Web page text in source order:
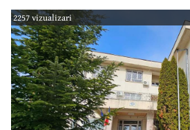
Orizontului.
2257 vizualizari